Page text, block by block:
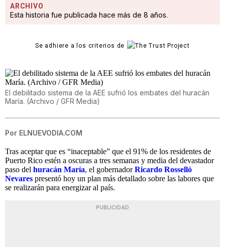
ARCHIVO
Esta historia fue publicada hace más de 8 años.
Se adhiere a los criterios de
El debilitado sistema de la AEE sufrió los embates del huracán
María. (Archivo / GFR Media)
Por ELNUEVODIA.COM
Tras aceptar que es “inaceptable” que el 91% de los residentes de
Puerto Rico estén a oscuras a tres semanas y media del devastador
paso del huracán María, el gobernadorRicardo Rosselló
Nevares presentó hoy un plan más detallado sobre las labores que
se realizarán para energizar al país.
PUBLICIDAD